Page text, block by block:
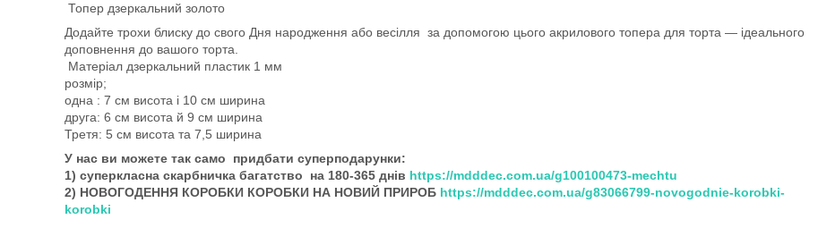
Топер дзеркальний золото
Додайте трохи блиску до свого Дня народження або весілля за допомогою цього акрилового топера для торта — ідеального
доповнення до вашого торта.
Матеріал дзеркальний пластик 1 мм
розмір;
одна : 7 см висота і 10 см ширина
друга: 6 см висота й 9 см ширина
Третя: 5 см висота та 7,5 ширина
У нас ви можете так само придбати суперподарунки:
1) суперкласна скарбничка багатство на 180-365 днів https://mdddec.com.ua/g100100473-mechtu
2) НОВОГОДЕННЯ КОРОБКИ КОРОБКИ НА НОВИЙ ПРИРОБ https://mdddec.com.ua/g83066799-novogodnie-korobki-
korobki